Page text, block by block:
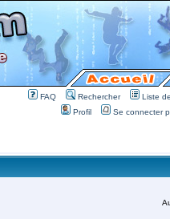
FAQ Rechercher
Liste
Profil
Se connecter